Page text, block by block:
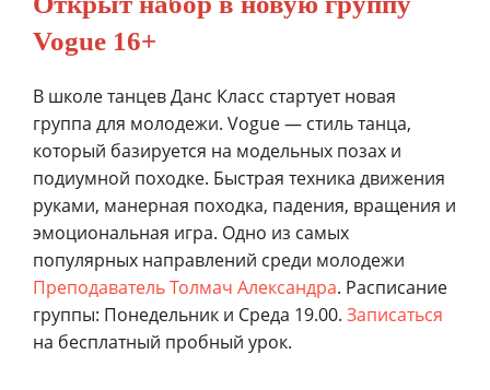
Vogue 16+
В школе танцев Данс Класс стартует новая
группа для молодежи. Vogue — cтиль танца,
который базируется на модельных позах и
подиумной походке. Быстрая техника движения
руками, манерная походка, падения, вращения и
эмоциональная игра. Одно из самых
популярных направлений среди молодежи
Преподаватель Толмач Александра. Расписание
группы: Понедельник и Среда 19.00. Записаться
на бесплатный пробный урок.